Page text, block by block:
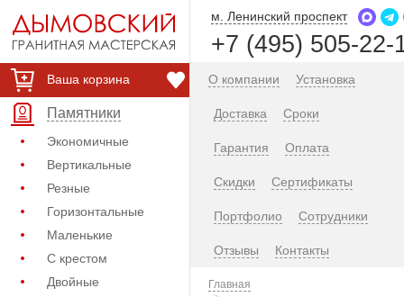
Ваша корзина
Памятники
Экономичные
Вертикальные
Резные
Горизонтальные
Маленькие
С крестом
Двойные
м. Ленинский проспект
+7 (495) 505-22-
О компании Установка
Доставка Сроки
Гарантия Оплата
Скидки Сертификаты
Портфолио Сотрудники
Отзывы Контакты
Главная